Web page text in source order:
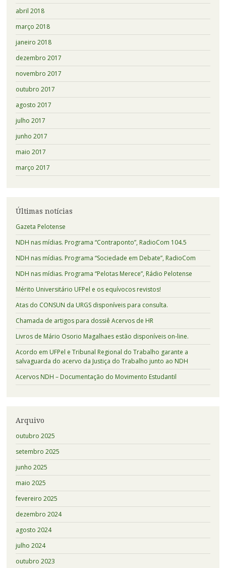
abril 2018
março 2018
janeiro 2018
dezembro 2017
novembro 2017
outubro 2017
agosto 2017
julho 2017
junho 2017
maio 2017
março 2017
Últimas notícias
Gazeta Pelotense
NDH nas mídias. Programa “Contraponto”, RadioCom 104.5
NDH nas mídias. Programa “Sociedade em Debate”, RadioCom
NDH nas mídias. Programa “Pelotas Merece”, Rádio Pelotense
Mérito Universitário UFPel e os equívocos revistos!
Atas do CONSUN da URGS disponíveis para consulta.
Chamada de artigos para dossiê Acervos de HR
Livros de Mário Osorio Magalhaes estão disponíveis on-line.
Acordo em UFPel e Tribunal Regional do Trabalho garante a
salvaguarda do acervo da Justiça do Trabalho junto ao NDH
Acervos NDH – Documentação do Movimento Estudantil
Arquivo
outubro 2025
setembro 2025
junho 2025
maio 2025
fevereiro 2025
dezembro 2024
agosto 2024
julho 2024
outubro 2023